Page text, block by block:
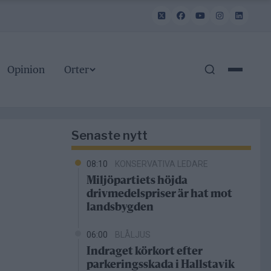
Opinion Orter
Senaste nytt
08:10 KONSERVATIVA LEDARE
Miljöpartiets höjda
drivmedelspriser är hat mot
landsbygden
06:00 BLÅLJUS
Indraget körkort efter
parkeringsskada i Hallstavik